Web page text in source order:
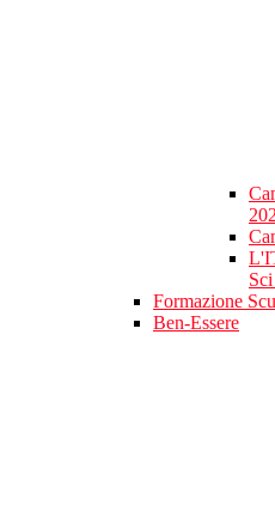
Formazione
Ben-Essere